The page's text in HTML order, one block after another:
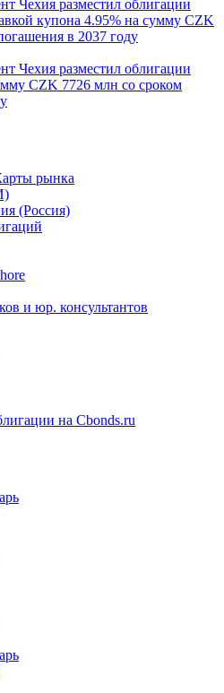
Чехия разместил облигации
купона 4.95% на сумму CZK
в 2037 году
Чехия разместил облигации
CZK 7726 млн со сроком
рынка
(Россия)
и юр. консультантов
на Cbonds.ru